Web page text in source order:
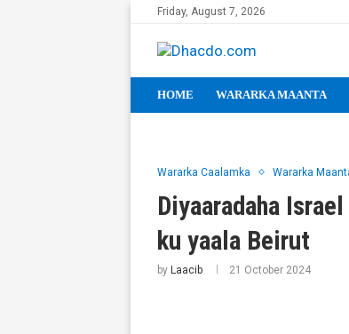
Friday, August 7, 2026
HOME WARARKA MAANTA
Wararka Caalamka Wararka
Diyaaradaha
ku yaala Beirut
by Laacib 21 October 2024